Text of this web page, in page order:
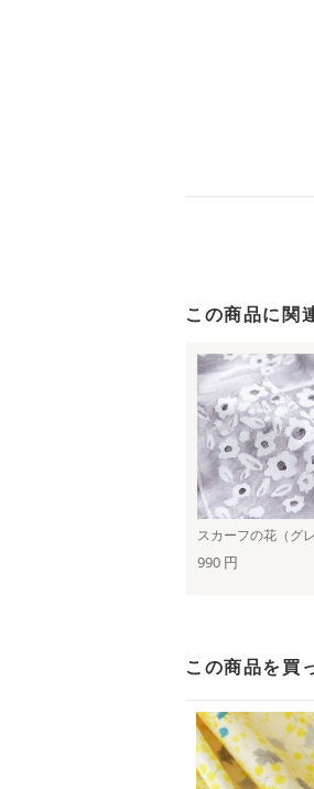
この商品に関
スカーフの花（グレ
990 円
この商品を買